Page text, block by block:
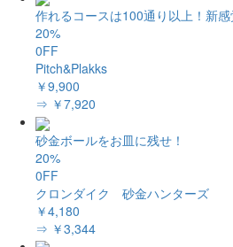
作れるコースは100通り以上！新
20%
0FF
Pitch&Plakks
￥9,900
⇒ ￥7,920
砂金ボールをお皿に残せ！
20%
0FF
クロンダイク 砂金ハンターズ
￥4,180
⇒ ￥3,344